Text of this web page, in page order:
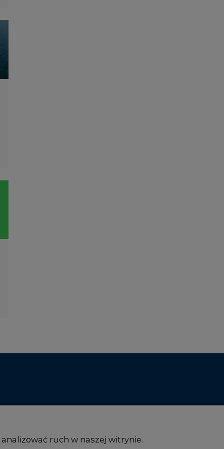
ruch w naszej witrynie.